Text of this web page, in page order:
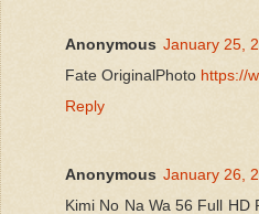
Anonymous January 25,
Fate OriginalPhoto https://
Reply
Anonymous January 26,
Kimi No Na Wa 56 Full HD